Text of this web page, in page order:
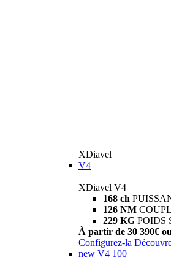
XDiavel
V4
XDiavel V4
168 ch
126 NM
229 KG POIDS
À partir de 30 390€
Configurez-la
new V4 100